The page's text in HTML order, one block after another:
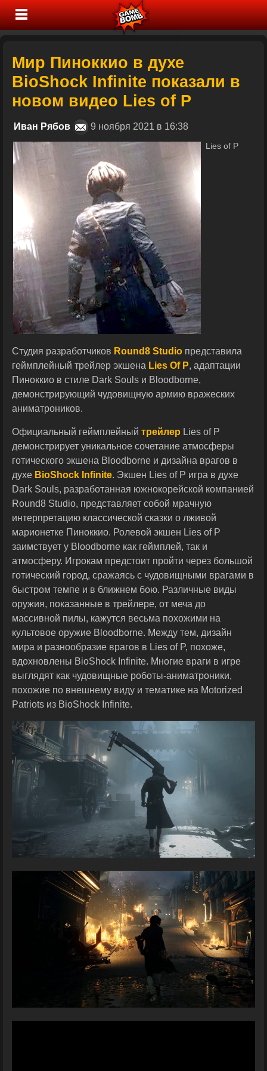
Мир Пиноккио в духе
BioShock Infinite показали в
новом видео Lies of P
Иван Рябов 9 ноября 2021 в 16:38
Lies of P
Студия разработчиков Round8 Studio представила
геймплейный трейлер экшена Lies Of P, адаптации
Пиноккио в стиле Dark Souls и Bloodborne,
демонстрирующий чудовищную армию вражеских
аниматроников.
Официальный геймплейный трейлер Lies of P
демонстрирует уникальное сочетание атмосферы
готического экшена Bloodborne и дизайна врагов в
духе BioShock Infinite. Экшен Lies of P игра в духе
Dark Souls, разработанная южнокорейской компанией
Round8 Studio, представляет собой мрачную
интерпретацию классической сказки о лживой
марионетке Пиноккио. Ролевой экшен Lies of P
заимствует у Bloodborne как геймплей, так и
атмосферу. Игрокам предстоит пройти через большой
готический город, сражаясь с чудовищными врагами в
быстром темпе и в ближнем бою. Различные виды
оружия, показанные в трейлере, от меча до
массивной пилы, кажутся весьма похожими на
культовое оружие Bloodborne. Между тем, дизайн
мира и разнообразие врагов в Lies of P, похоже,
вдохновлены BioShock Infinite. Многие враги в игре
выглядят как чудовищные роботы-аниматроники,
похожие по внешнему виду и тематике на Motorized
Patriots из BioShock Infinite.